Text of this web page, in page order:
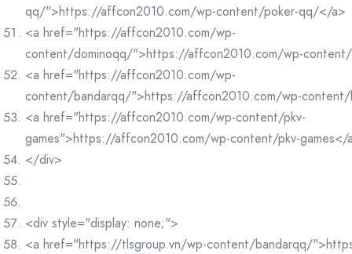
qq/">https://affcon2010.com/wp-content/poker-qq/</a>
<a href="https://affcon2010.com/wp-
content/dominoqq/">https://affcon2010.com/wp-
<a href="https://affcon2010.com/wp-
content/bandarqq/">https://affcon2010.com/wp-
<a href="https://affcon2010.com/wp-content/pkv-
games">https://affcon2010.com/wp-content/pkv-games</
</div>
<div style="display: none;">
<a href="https://tlsgroup.vn/wp-content/bandarqq/